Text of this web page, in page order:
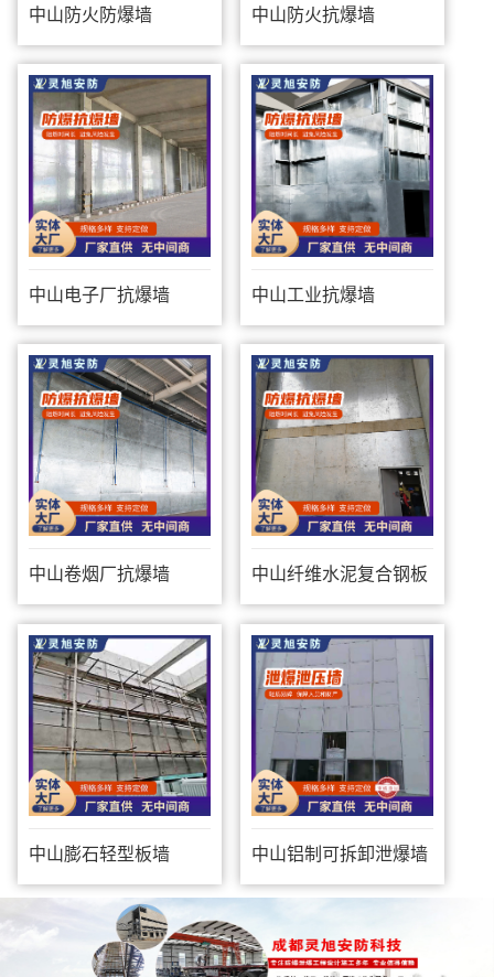
中山防火防爆墙 中山防火抗爆墙
中山电子厂抗爆墙 中山工业抗爆墙
中山卷烟厂抗爆墙 中山纤维水泥复合钢板
防爆墙
中山膨石轻型板墙 中山铝制可拆卸泄爆墙